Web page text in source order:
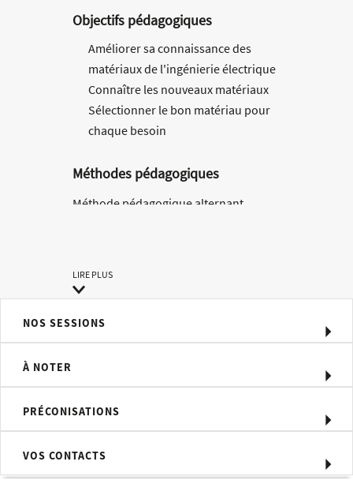
Objectifs pédagogiques
Améliorer sa connaissance des
matériaux de l'ingénierie électrique
Connaître les nouveaux matériaux
Sélectionner le bon matériau pour
chaque besoin
Méthodes pédagogiques
Méthode pédagogique alternant
Savoir évaluer l'intérêt d’un matériau
l’application.
Moyens d'évaluation
participants est réalisée tout au long de
la formation au cours des différents
Profil du formateur
LIRE PLUS
NOS SESSIONS
À NOTER
PRÉCONISATIONS
VOS CONTACTS